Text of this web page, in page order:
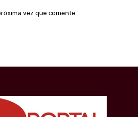
vez que comente.